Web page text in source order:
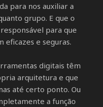
para nos auxiliar a
grupo. E que o
para que
eficazes e seguras.
digitais têm
arquitetura e que
até certo ponto. Ou
a função